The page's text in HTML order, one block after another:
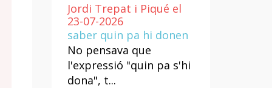
Jordi Trepat i Piqué el
23-07-2026
saber quin pa hi donen
No pensava que
l'expressió "quin pa s'hi
dona", t...